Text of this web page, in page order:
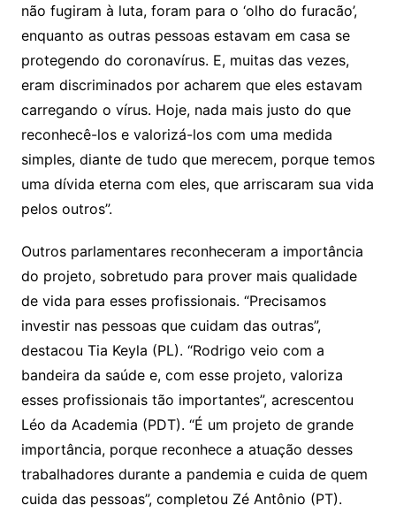
não fugiram à luta, foram para o ‘olho do furacão’,
enquanto as outras pessoas estavam em casa se
protegendo do coronavírus. E, muitas das vezes,
eram discriminados por acharem que eles estavam
carregando o vírus. Hoje, nada mais justo do que
reconhecê-los e valorizá-los com uma medida
simples, diante de tudo que merecem, porque temos
uma dívida eterna com eles, que arriscaram sua vida
pelos outros”.
Outros parlamentares reconheceram a importância
do projeto, sobretudo para prover mais qualidade
de vida para esses profissionais. “Precisamos
investir nas pessoas que cuidam das outras”,
destacou Tia Keyla (PL). “Rodrigo veio com a
bandeira da saúde e, com esse projeto, valoriza
esses profissionais tão importantes”, acrescentou
Léo da Academia (PDT). “É um projeto de grande
importância, porque reconhece a atuação desses
trabalhadores durante a pandemia e cuida de quem
cuida das pessoas”, completou Zé Antônio (PT).